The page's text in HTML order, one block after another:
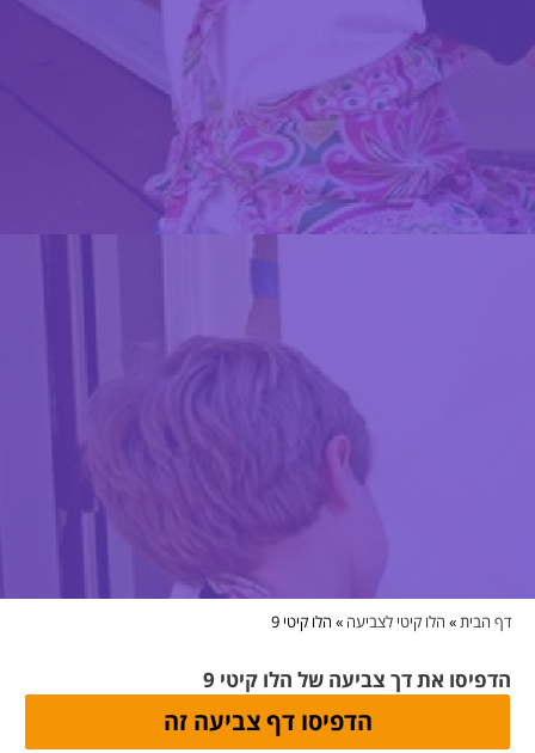
דף הבית» הלו קיטי לצביעה » הלו קיטי 9
הדפיסו את דך צביעה של הלו קיטי 9